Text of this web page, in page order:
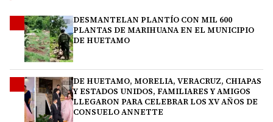
DESMANTELAN PLANTÍO CON MIL 600
PLANTAS DE MARIHUANA EN EL MUNICIPIO
DE HUETAMO
DE HUETAMO, MORELIA, VERACRUZ, CHIAPAS
Y ESTADOS UNIDOS, FAMILIARES Y AMIGOS
LLEGARON PARA CELEBRAR LOS XV AÑOS DE
CONSUELO ANNETTE